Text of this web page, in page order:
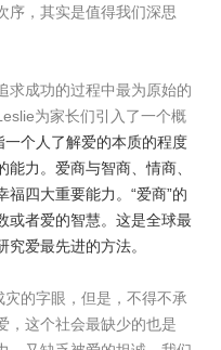
序，其实是值得我们深思
求成功的过程中最为原始的
为家长们引入了一个概
一个人了解爱的本质的程度
力。爱商与智商、情商、
福四大重要能力。“爱商”的
或者爱的智慧。这是全球最
爱最先进的方法。
灾的字眼，但是，不得不承
，这个社会最缺少的也是